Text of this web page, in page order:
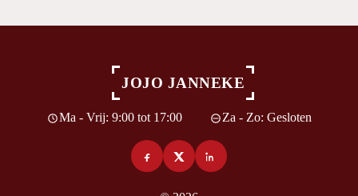
JOJO JANNEKE
Ma - Vrij: 9:00 tot 17:00 Za - Zo: Gesloten